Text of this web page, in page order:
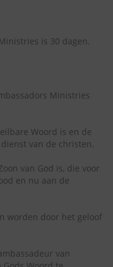
is 30 dagen.
Ministries
Woord is en de
van de christen.
van God is, die voor
en nu aan de
worden door het geloof
van